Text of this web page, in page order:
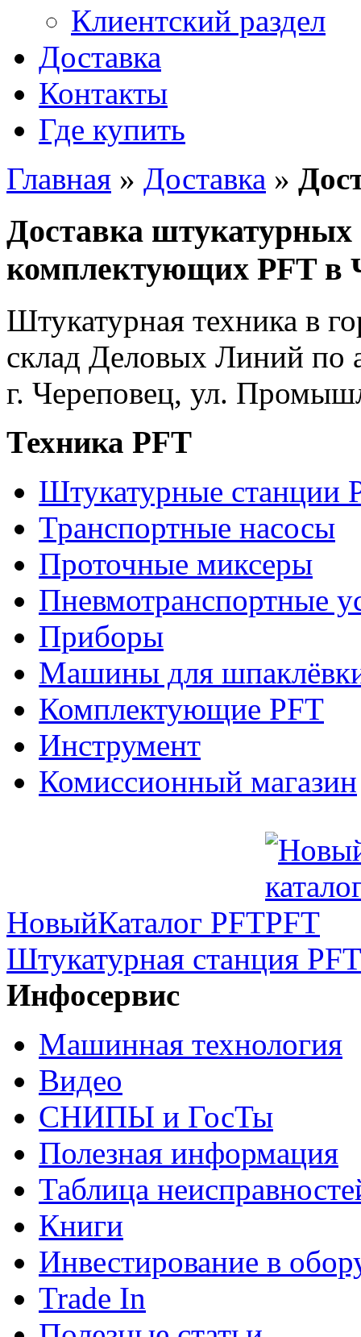
Клиентский раздел
Доставка
Контакты
Где купить
Главная » Доставка »
Доставка штукатурных
комплектующих PFT в
Штукатурная техника в
склад Деловых Линий по
г. Череповец, ул.
Техника PFT
Штукатурные станции
Транспортные насосы
Проточные миксеры
Пневмотранспортные
Приборы
Машины для
Комплектующие PFT
Инструмент
Комиссионный магазин
НовыйКаталог PFT
Штукатурная станция
Инфосервис
Машинная технология
Видео
СНИПЫ и ГосТы
Полезная информация
Таблица
Книги
Инвестирование в
Trade In